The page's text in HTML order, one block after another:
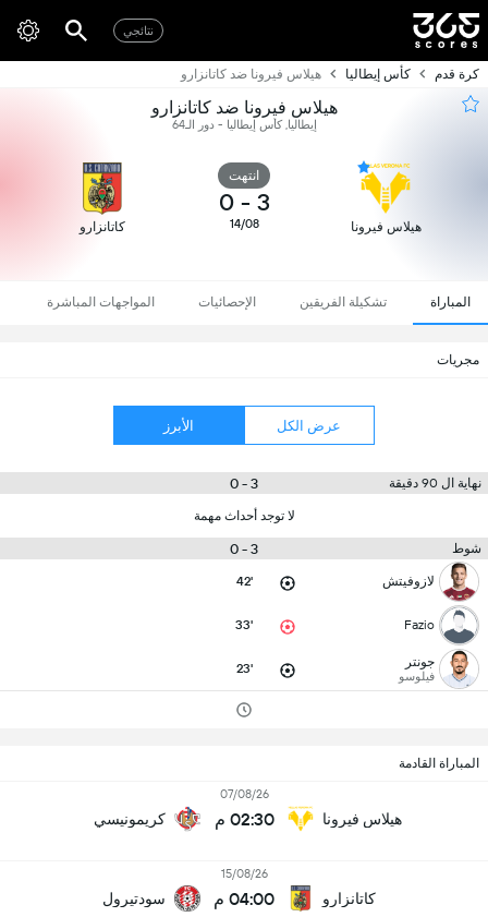
نتائجي
كرة قدم كأس إيطاليا هيلاس فيرونا ضد كاتانزارو
هيلاس فيرونا ضد كاتانزارو
إيطاليا, كأس إيطاليا - دور الـ64
هيلاس فيرونا
انتهت
3
-
0
14/08 كاتانزارو
المباراة تشكيلة الفريقين الإحصائيات المواجهات المباشرة
مجريات
عرض الكل الأبرز
نهاية ال 90 دقيقة 3 - 0
لا توجد أحداث مهمة
شوط 3 - 0
لازوفيتش 42'
Fazio
33'
جونتر
فيلوسو 23'
المباراة القادمة
هيلاس فيرونا
07/08/26
02:30 م كريمونيسي
كاتانزارو
15/08/26
04:00 م سودتيرول